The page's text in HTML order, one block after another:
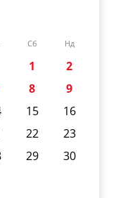
Сб Нд
1
2
8
9
15
16
22
23
29
30